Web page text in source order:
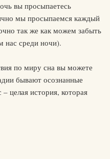
вы просыпаетесь
мы просыпаемся каждый
так же как можем забыть
нас среди ночи).
по миру сна вы можете
бывают осознанные
целая история, которая